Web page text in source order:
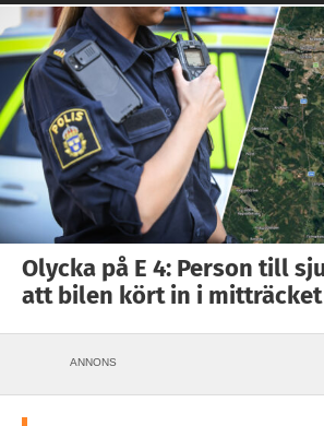
Olycka på E 4: Person till
att bilen kört in i mitträcket
ANNONS